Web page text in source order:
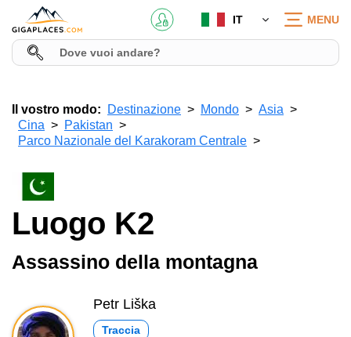
IT MENU
Il vostro modo: Destinazione Mondo
Asia
Cina
Pakistan
Parco Nazionale del Karakoram Centrale
Luogo K2
Assassino della montagna
Petr Liška
Traccia